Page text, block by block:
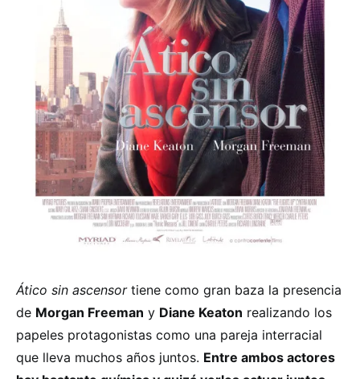
Ático sin ascensortiene como gran baza la presencia
de Morgan Freeman y Diane Keaton realizando los
papeles protagonistas como una pareja interracial
que lleva muchos años juntos. Entre ambos actores